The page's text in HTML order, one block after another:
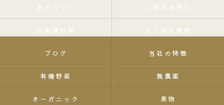
ギャラリー ご利用の流れ
お客様の声 よくある質問
ブログ 当社の特徴
有機野菜 無農薬
オーガニック 果物